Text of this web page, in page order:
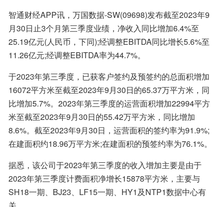
智通财经APP讯，万国数据-SW(09698)发布截至2023年9
月30日止3个月第三季度业绩，净收入同比增加6.4%至
25.19亿元(人民币，下同);经调整EBITDA同比增长5.6%至
11.26亿元;经调整EBITDA率为44.7%。
于2023年第三季度，已获客户签约及预签约的总面积增加
16072平方米至截至2023年9月30日的65.37万平方米，同
比增加5.7%。2023年第三季度的运营面积增加22994平方
米至截至2023年9月30日的55.42万平方米，同比增加
8.6%。截至2023年9月30日，运营面积的签约率为91.9%;
在建面积约18.96万平方米;在建面积的预签约率为76.1%。
据悉，该公司于2023年第三季度的收入增加主要是由于
2023年第三季度计费面积净增长15878平方米，主要与
SH18一期、BJ23、LF15一期、HY1及NTP1数据中心有